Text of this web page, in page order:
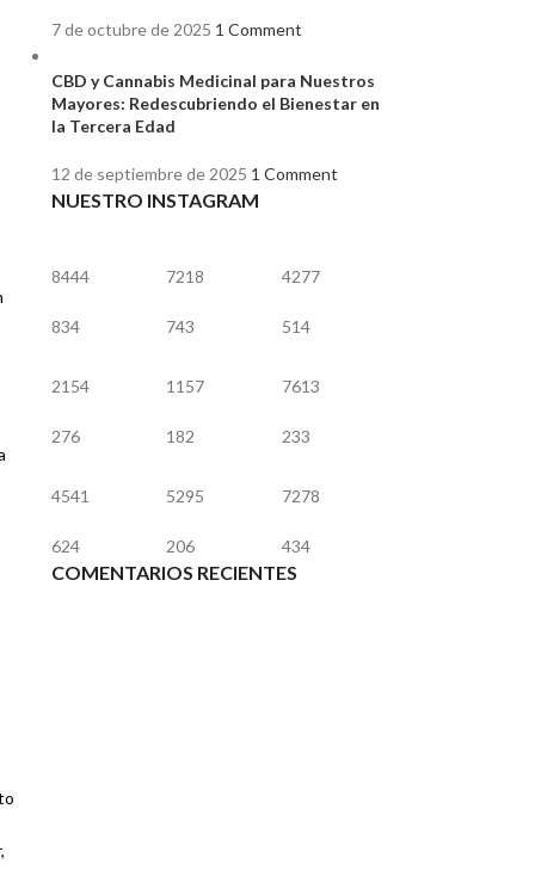
7 de octubre de 2025 1 Comment
CBD y Cannabis Medicinal para Nuestros
Mayores: Redescubriendo el Bienestar en
la Tercera Edad
12 de septiembre de 2025 1 Comment
NUESTRO INSTAGRAM
8444
834
7218
743
4277
514
2154
276
1157
182
7613
233
4541
624
5295
206
7278
434
COMENTARIOS RECIENTES